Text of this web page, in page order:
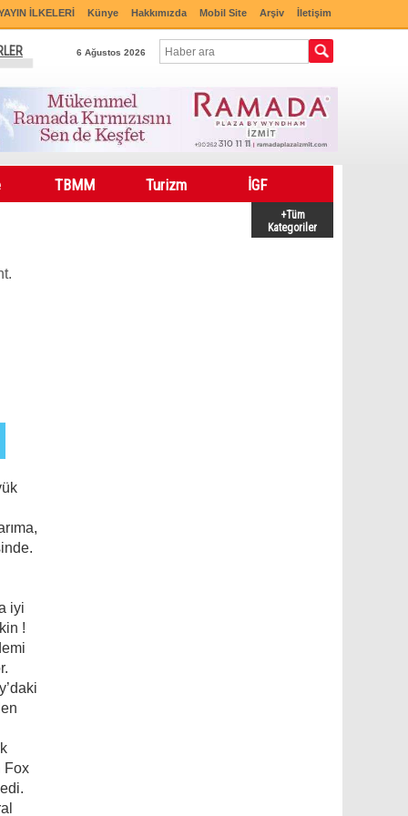
İletişim
Arşiv
Mobil Site
Hakkımızda
Künye
İLKELERİ
6 Ağustos 2026
TBMM Turizm
İGF
+Tüm
Kategoriler
iyi
!
Fox